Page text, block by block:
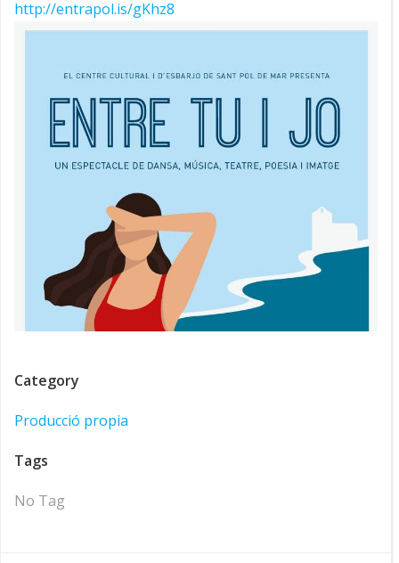
http://entrapol.is/gKhz8
Category
Producció propia
Tags
No Tag